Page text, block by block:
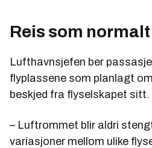
Reis som normalt
Lufthavnsjefen ber
flyplassene som planlagt
beskjed fra flyselskapet sitt.
– Luftrommet blir aldri
variasjoner mellom ulike